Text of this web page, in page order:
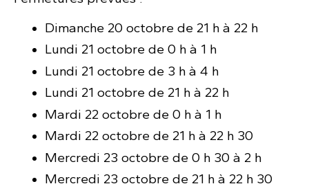
Dimanche 20 octobre de 21 h à 22 h
Lundi 21 octobre de 0 h à 1 h
Lundi 21 octobre de 3 h à 4 h
Lundi 21 octobre de 21 h à 22 h
Mardi 22 octobre de 0 h à 1 h
Mardi 22 octobre de 21 h à 22 h 30
Mercredi 23 octobre de 0 h 30 à 2 h
Mercredi 23 octobre de 21 h à 22 h 30